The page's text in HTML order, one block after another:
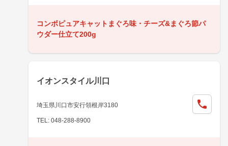
コンボピュアキャットまぐろ味・チーズ&まぐろ節パ
ウダー仕立て200g
イオンスタイル川口
埼玉県川口市安行領根岸3180
TEL: 048-288-8900